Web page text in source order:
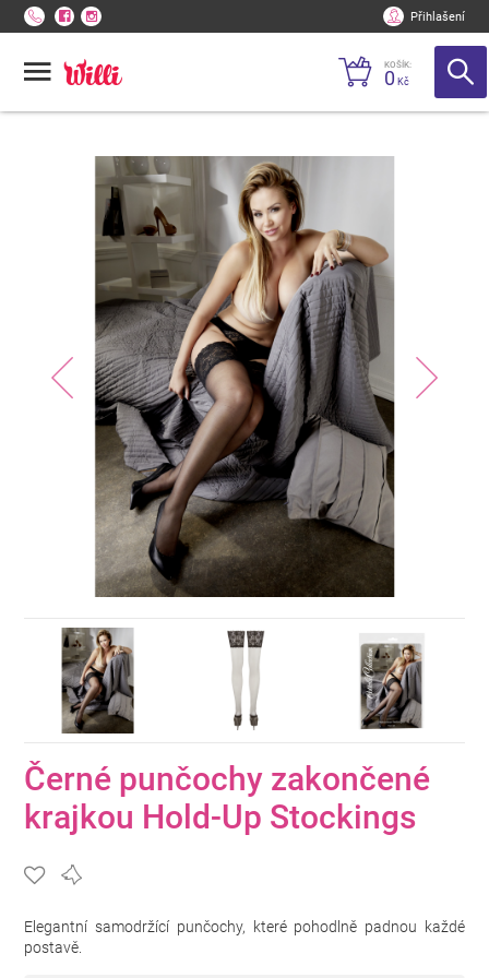
Přihlašení
KOŠÍK:
0 Kč
Černé punčochy zakončené
krajkou Hold-Up Stockings
Elegantní samodržící punčochy, které pohodlně padnou každé
postavě.